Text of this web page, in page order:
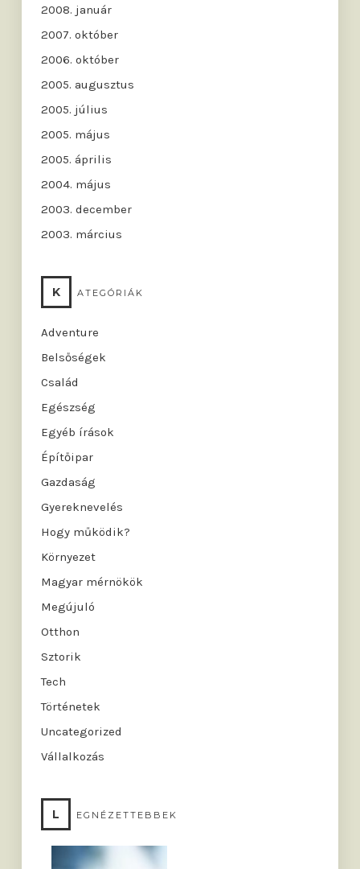
2008. január
2007. október
2006. október
2005. augusztus
2005. július
2005. május
2005. április
2004. május
2003. december
2003. március
K ATEGÓRIÁK
Adventure
Belsőségek
Család
Egészség
Egyéb írások
Építőipar
Gazdaság
Gyereknevelés
Hogy működik?
Környezet
Magyar mérnökök
Megújuló
Otthon
Sztorik
Tech
Történetek
Uncategorized
Vállalkozás
L EGNÉZETTEBBEK